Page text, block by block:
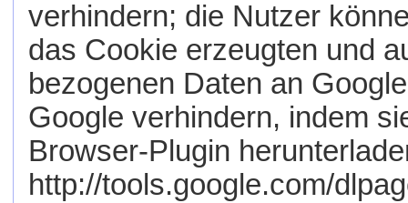
verhindern; die Nutzer
das Cookie erzeugten und
bezogenen Daten an
Google verhindern, indem
Browser-Plugin
http://tools.google.com/